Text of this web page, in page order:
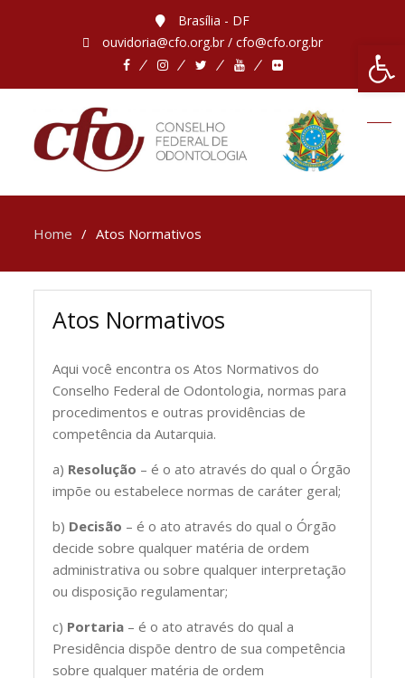
Brasília - DF
ouvidoria@cfo.org.br / cfo@cfo.org.br
Home Atos Normativos
Atos Normativos
Aqui você encontra os Atos Normativos do
Conselho Federal de Odontologia, normas para
procedimentos e outras providências de
competência da Autarquia.
a) Resolução – é o ato através do qual o Órgão
impõe ou estabelece normas de caráter geral;
b) Decisão – é o ato através do qual o Órgão
decide sobre qualquer matéria de ordem
administrativa ou sobre qualquer interpretação
ou disposição regulamentar;
c) Portaria – é o ato através do qual a
Presidência dispõe dentro de sua competência
sobre qualquer matéria de ordem